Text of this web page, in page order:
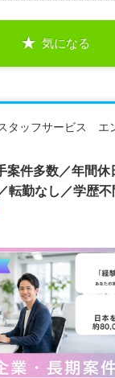
気になる
タッフサービス エ
案件多数／年間休
転勤なし／学歴